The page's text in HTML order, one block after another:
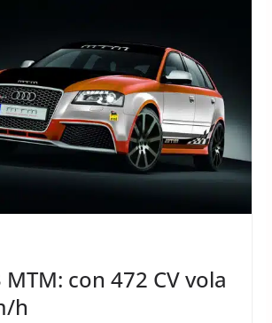
MTM: con 472 CV vola
h